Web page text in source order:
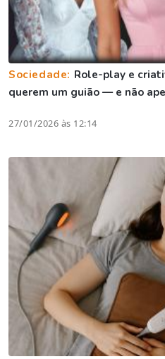
Sociedade: Role-play e
querem um guião — e não
27/01/2026 às 12:14